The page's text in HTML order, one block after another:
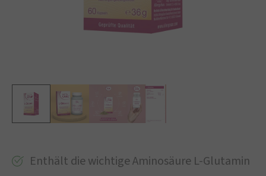
Enthält die wichtige Aminosäure L-Glutamin